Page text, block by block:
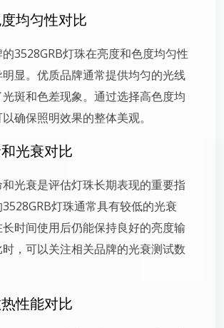
均匀性对比
3528GRB灯珠在亮度和色度均匀性
显。优质品牌通常提供均匀的光线
斑和色差现象。通过选择高色度均
确保照明效果的整体美观。
光衰对比
光衰是评估灯珠长期表现的重要指
灯珠通常具有较低的光衰
时间使用后仍能保持良好的亮度输
，可以关注相关品牌的光衰测试数
性能对比